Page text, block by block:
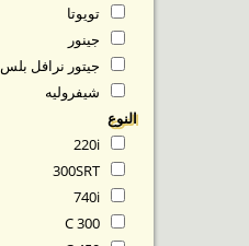
تويوتا
جينور
جيتور نرافل بلس T2
شيفروليه
النوع